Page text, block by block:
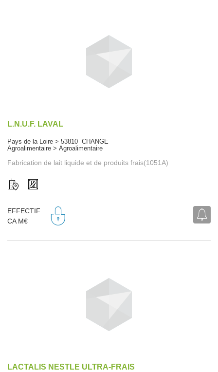
L.N.U.F. LAVAL
Pays de la Loire > 53810 CHANGE
Agroalimentaire > Agroalimentaire
Fabrication de lait liquide et de produits frais(1051A)
EFFECTIF
CA M€
LACTALIS NESTLE ULTRA-FRAIS